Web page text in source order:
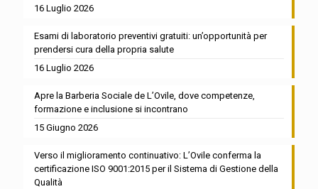
16 Luglio 2026
Esami di laboratorio preventivi gratuiti: un’opportunità per
prendersi cura della propria salute
16 Luglio 2026
Apre la Barberia Sociale de L’Ovile, dove competenze,
formazione e inclusione si incontrano
15 Giugno 2026
Verso il miglioramento continuativo: L’Ovile conferma la
certificazione ISO 9001:2015 per il Sistema di Gestione della
Qualità